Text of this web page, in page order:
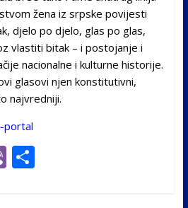
žena iz srpske povijesti
djelo po djelo, glas po glas,
vlastiti bitak – i postojanje i
nacionalne i kulturne historije.
glasovi njen konstitutivni,
najvredniji.
portal
Vi
b
S